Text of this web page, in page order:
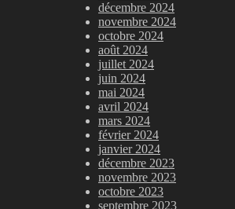
décembre 2024
novembre 2024
octobre 2024
août 2024
juillet 2024
juin 2024
mai 2024
avril 2024
mars 2024
février 2024
janvier 2024
décembre 2023
novembre 2023
octobre 2023
septembre 2023